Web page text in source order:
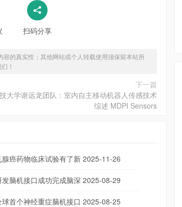
扫码分享
的真实性；其他网站或个人转载使用须保留本站所
！
下一篇
大学谢远龙团队：室内自主移动机器人传感技术
综述 MDPI Sensors
癌药物临床试验有了新2025-11-26
脑机接口成功完成脑深 2025-08-29
首个神经重症脑机接口 2025-08-25